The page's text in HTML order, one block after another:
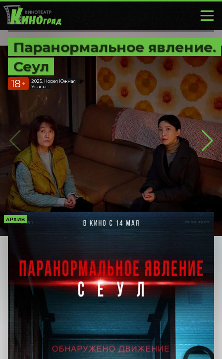
Паранормальное явление.
Сеул
18 +
2025, Корея Южная
Ужасы
АРХИВ